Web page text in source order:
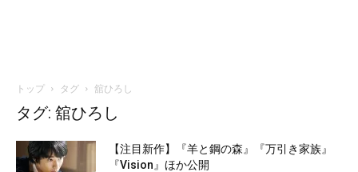
トップ タグ 舘ひろし
タグ: 舘ひろし
【注目新作】『羊と鋼の森』『万引き家族』
『Vision』ほか公開